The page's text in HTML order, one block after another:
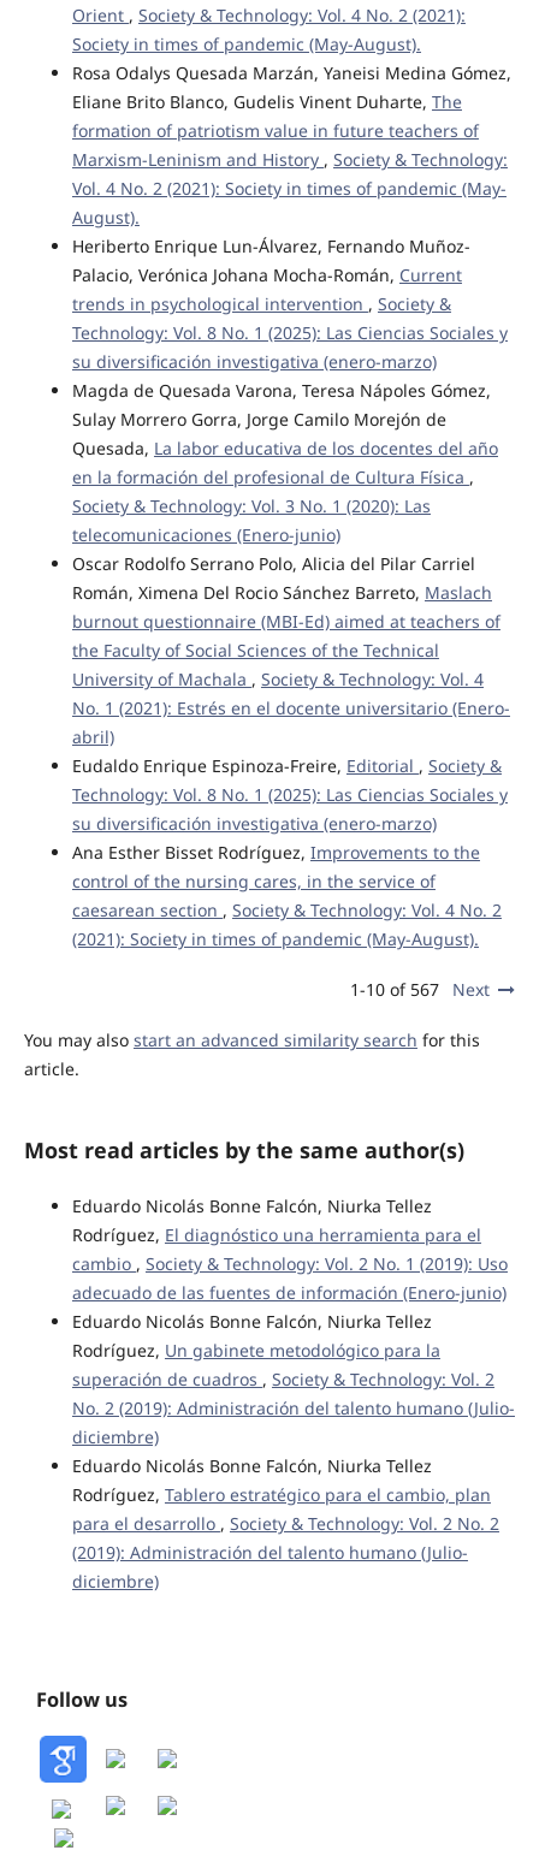
Orient , Society & Technology: Vol. 4 No. 2 (2021):
Society in times of pandemic (May-August).
Rosa Odalys Quesada Marzán, Yaneisi Medina Gómez,
Eliane Brito Blanco, Gudelis Vinent Duharte, The
formation of patriotism value in future teachers of
Marxism-Leninism and History , Society & Technology:
Vol. 4 No. 2 (2021): Society in times of pandemic (May-
August).
Heriberto Enrique Lun-Álvarez, Fernando Muñoz-
Palacio, Verónica Johana Mocha-Román, Current
trends in psychological intervention , Society &
Technology: Vol. 8 No. 1 (2025): Las Ciencias Sociales y
su diversificación investigativa (enero-marzo)
Magda de Quesada Varona, Teresa Nápoles Gómez,
Sulay Morrero Gorra, Jorge Camilo Morejón de
Quesada, La labor educativa de los docentes del año
en la formación del profesional de Cultura Física ,
Society & Technology: Vol. 3 No. 1 (2020): Las
telecomunicaciones (Enero-junio)
Oscar Rodolfo Serrano Polo, Alicia del Pilar Carriel
Román, Ximena Del Rocio Sánchez Barreto, Maslach
burnout questionnaire (MBI-Ed) aimed at teachers of
the Faculty of Social Sciences of the Technical
University of Machala , Society & Technology: Vol. 4
No. 1 (2021): Estrés en el docente universitario (Enero-
abril)
Eudaldo Enrique Espinoza-Freire, Editorial , Society &
Technology: Vol. 8 No. 1 (2025): Las Ciencias Sociales y
su diversificación investigativa (enero-marzo)
Ana Esther Bisset Rodríguez, Improvements to the
control of the nursing cares, in the service of
caesarean section , Society & Technology: Vol. 4 No. 2
(2021): Society in times of pandemic (May-August).
1-10 of 567 Next
You may also start an advanced similarity search for this
article.
Most read articles by the same author(s)
Eduardo Nicolás Bonne Falcón, Niurka Tellez
Rodríguez, El diagnóstico una herramienta para el
cambio , Society & Technology: Vol. 2 No. 1 (2019): Uso
adecuado de las fuentes de información (Enero-junio)
Eduardo Nicolás Bonne Falcón, Niurka Tellez
Rodríguez, Un gabinete metodológico para la
superación de cuadros , Society & Technology: Vol. 2
No. 2 (2019): Administración del talento humano (Julio-
diciembre)
Eduardo Nicolás Bonne Falcón, Niurka Tellez
Rodríguez, Tablero estratégico para el cambio, plan
para el desarrollo , Society & Technology: Vol. 2 No. 2
(2019): Administración del talento humano (Julio-
diciembre)
Follow us